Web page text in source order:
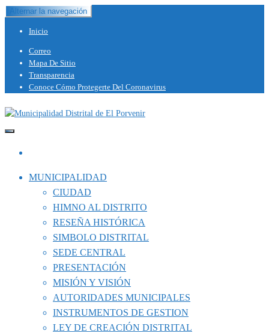
Alternar la navegación
Inicio
Correo
Mapa De Sitio
Transparencia
Conoce Cómo Protegerte Del Coronavirus
Capital del Calzado Peruano
MUNICIPALIDAD
CIUDAD
HIMNO AL DISTRITO
RESEÑA HISTÓRICA
SIMBOLO DISTRITAL
SEDE CENTRAL
PRESENTACIÓN
MISIÓN Y VISIÓN
AUTORIDADES MUNICIPALES
INSTRUMENTOS DE GESTION
LEY DE CREACIÓN DISTRITAL